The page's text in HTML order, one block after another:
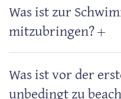
Was ist zur
mitzubringen?
Was ist vor der
unbedingt zu